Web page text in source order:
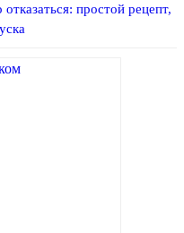
простой рецепт,